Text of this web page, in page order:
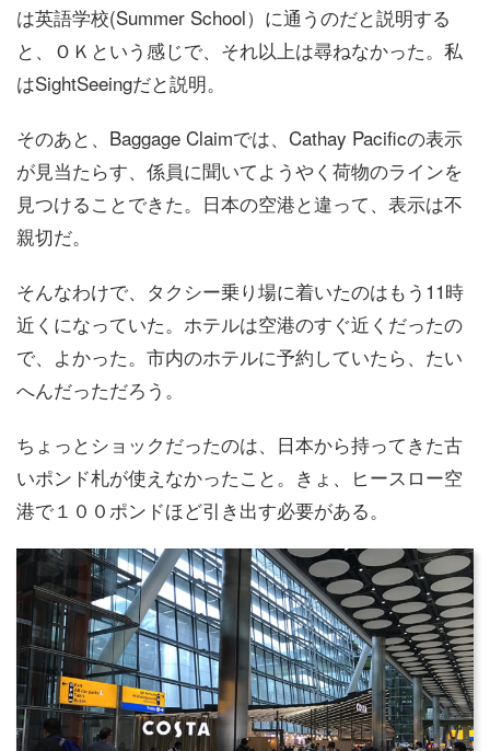
は英語学校(Summer School）に通うのだと説明する
と、ＯＫという感じで、それ以上は尋ねなかった。私
はSightSeeingだと説明。
そのあと、Baggage Claimでは、Cathay Pacificの表示
が見当たらす、係員に聞いてようやく荷物のラインを
見つけることできた。日本の空港と違って、表示は不
親切だ。
そんなわけで、タクシー乗り場に着いたのはもう11時
近くになっていた。ホテルは空港のすぐ近くだったの
で、よかった。市内のホテルに予約していたら、たい
へんだっただろう。
ちょっとショックだったのは、日本から持ってきた古
いポンド札が使えなかったこと。きょ、ヒースロー空
港で１００ポンドほど引き出す必要がある。